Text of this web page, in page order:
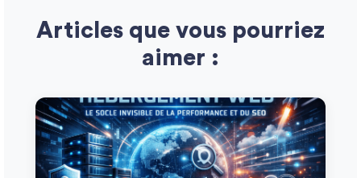
Articles que vous pourriez
aimer :